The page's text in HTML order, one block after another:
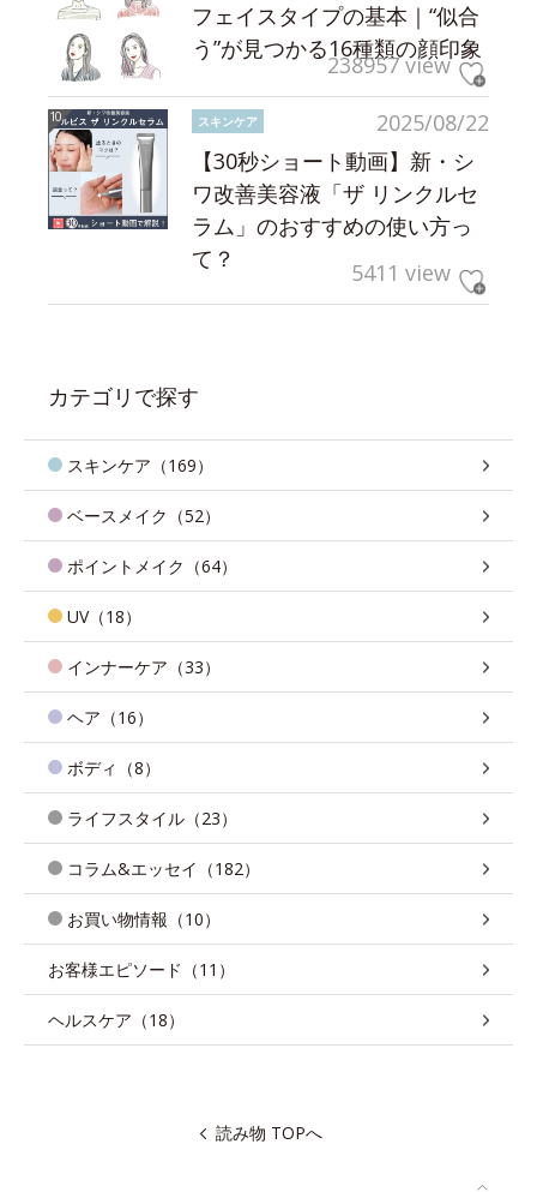
フェイスタイプの基本｜“似合
う”が見つかる16種類の顔印象
238957 view
2025/08/22
スキンケア
【30秒ショート動画】新・シ
ワ改善美容液「ザ リンクルセ
ラム」のおすすめの使い方っ
て？
5411 view
カテゴリで探す
スキンケア（169）
ベースメイク（52）
ポイントメイク（64）
UV（18）
インナーケア（33）
ヘア（16）
ボディ（8）
ライフスタイル（23）
コラム&エッセイ（182）
お買い物情報（10）
お客様エピソード（11）
ヘルスケア（18）
読み物 TOPへ